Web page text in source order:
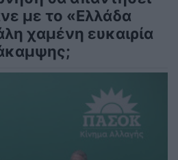
με το «Ελλάδα
χαμένη ευκαιρία